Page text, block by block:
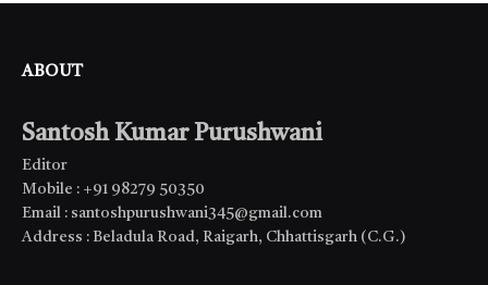
ABOUT
Santosh Kumar Purushwani
Editor
Mobile : +91 98279 50350
Email : santoshpurushwani345@gmail.com
Address : Beladula Road, Raigarh, Chhattisgarh (C.G.)